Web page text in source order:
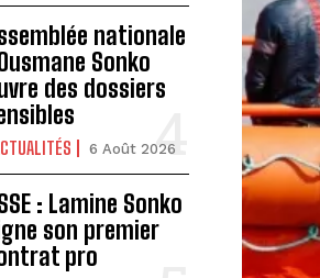
nationale
Sonko
des dossiers
6 Août 2026
: Lamine Sonko
son premier
pro